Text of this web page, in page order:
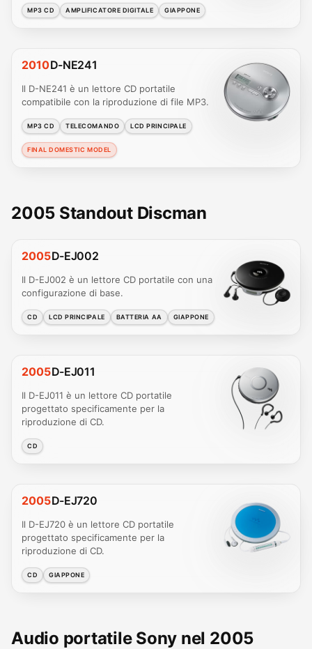
MP3 CD AMPLIFICATORE DIGITALE GIAPPONE
2010D-NE241
Il D-NE241 è un lettore CD portatile
compatibile con la riproduzione di file MP3.
MP3 CD TELECOMANDO LCD PRINCIPALE
FINAL DOMESTIC MODEL
2005 Standout Discman
2005D-EJ002
Il D-EJ002 è un lettore CD portatile con una
configurazione di base.
CD LCD PRINCIPALE BATTERIA AA GIAPPONE
2005D-EJ011
Il D-EJ011 è un lettore CD portatile
progettato specificamente per la
riproduzione di CD.
CD
2005D-EJ720
Il D-EJ720 è un lettore CD portatile
progettato specificamente per la
riproduzione di CD.
CD GIAPPONE
Audio portatile Sony nel 2005